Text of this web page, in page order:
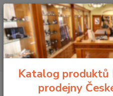
+420 225 375 800
Příslušenství, doplňky a
Pažba MDT ORYX pro CZ 457
Katalog produktů
prodejny